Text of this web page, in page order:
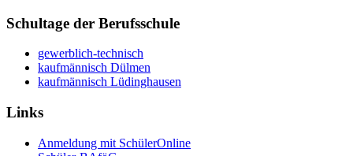
Schultage der Berufsschule
gewerblich-technisch
kaufmännisch Dülmen
kaufmännisch Lüdinghausen
Links
Anmeldung mit SchülerOnline